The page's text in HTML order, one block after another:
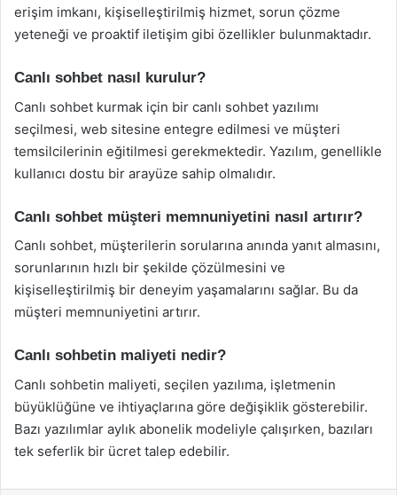
erişim imkanı, kişiselleştirilmiş hizmet, sorun çözme
yeteneği ve proaktif iletişim gibi özellikler bulunmaktadır.
Canlı sohbet nasıl kurulur?
Canlı sohbet kurmak için bir canlı sohbet yazılımı
seçilmesi, web sitesine entegre edilmesi ve müşteri
temsilcilerinin eğitilmesi gerekmektedir. Yazılım, genellikle
kullanıcı dostu bir arayüze sahip olmalıdır.
Canlı sohbet müşteri memnuniyetini nasıl artırır?
Canlı sohbet, müşterilerin sorularına anında yanıt almasını,
sorunlarının hızlı bir şekilde çözülmesini ve
kişiselleştirilmiş bir deneyim yaşamalarını sağlar. Bu da
müşteri memnuniyetini artırır.
Canlı sohbetin maliyeti nedir?
Canlı sohbetin maliyeti, seçilen yazılıma, işletmenin
büyüklüğüne ve ihtiyaçlarına göre değişiklik gösterebilir.
Bazı yazılımlar aylık abonelik modeliyle çalışırken, bazıları
tek seferlik bir ücret talep edebilir.